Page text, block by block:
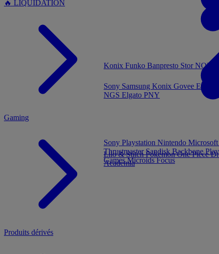
🔥 LIQUIDATION
Konix Funko Banpresto Stor
Gaming
Sony Playstation Nintendo
Thrustmaster SandiskBackbone
GamesMicroidsFocus
Produits dérivés
Lilo & StitchPokémonOne Piece
Academia
Sony Samsung Konix Govee
NGS Elgato PNY